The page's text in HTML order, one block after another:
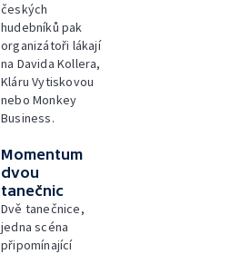
českých
hudebníků pak
organizátoři lákají
na Davida Kollera,
Kláru Vytiskovou
nebo Monkey
Business.
Momentum
dvou
tanečnic
Dvě tanečnice,
jedna scéna
připomínající